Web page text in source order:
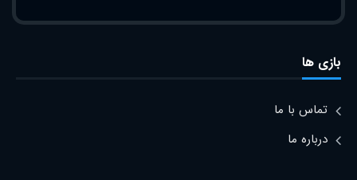
بازی ها
تماس با ما
درباره ما